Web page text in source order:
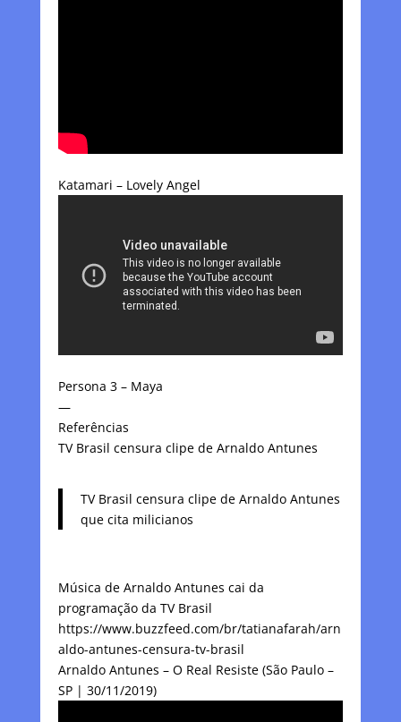
Katamari – Lovely Angel
Persona 3 – Maya
—
Referências
TV Brasil censura clipe de Arnaldo Antunes
TV Brasil censura clipe de Arnaldo Antunes
que cita milicianos
Música de Arnaldo Antunes cai da
programação da TV Brasil
https://www.buzzfeed.com/br/tatianafarah/arn
aldo-antunes-censura-tv-brasil
Arnaldo Antunes – O Real Resiste (São Paulo –
SP | 30/11/2019)